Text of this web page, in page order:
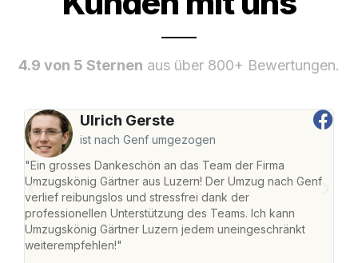
4.9 von 5 Sternen aus über 800+ Bewertungen.
Ulrich Gerste
ist nach Genf umgezogen
"Ein grosses Dankeschön an das Team der Firma
Umzugskönig Gärtner aus Luzern! Der Umzug nach Genf
verlief reibungslos und stressfrei dank der
professionellen Unterstützung des Teams. Ich kann
Umzugskönig Gärtner Luzern jedem uneingeschränkt
weiterempfehlen!"